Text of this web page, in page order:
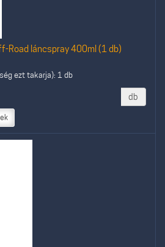
Road láncspray 400ml (1 db)
ezt takarja): 1 db
db